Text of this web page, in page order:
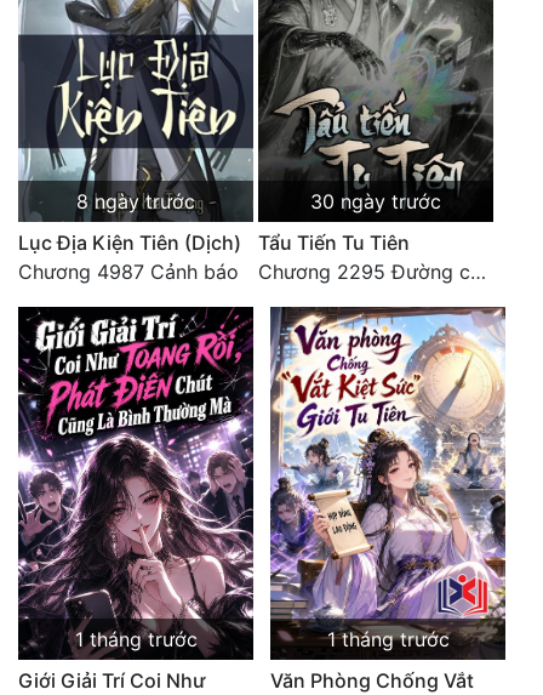
8 ngày trước
Lục Địa Kiện Tiên (Dịch)
Chương 4987 Cảnh báo
30 ngày trước
Tẩu Tiến Tu Tiên
Chương 2295 Đường còn rất dài đâu 【 đại kết cục 】
1 tháng trước
Giới Giải Trí Coi Như
1 tháng trước
Văn Phòng Chống Vắt